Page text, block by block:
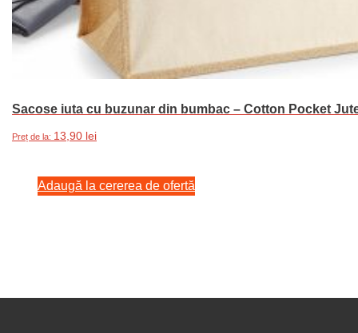
Sacose iuta cu buzunar din bumbac – Cotton Pocket
Preț de la: 13,90 lei
Adaugă la cererea de ofertă